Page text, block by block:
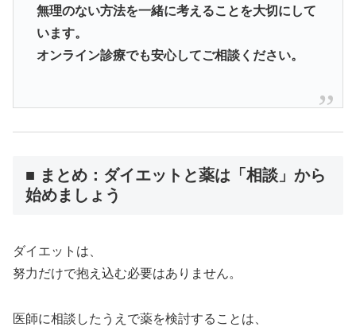
無理のない方法を一緒に考えることを大切にして
います。
オンライン診療でも安心してご相談ください。
■ まとめ：ダイエットと薬は「相談」から
始めましょう
ダイエットは、
努力だけで抱え込む必要はありません。
医師に相談したうえで薬を検討することは、